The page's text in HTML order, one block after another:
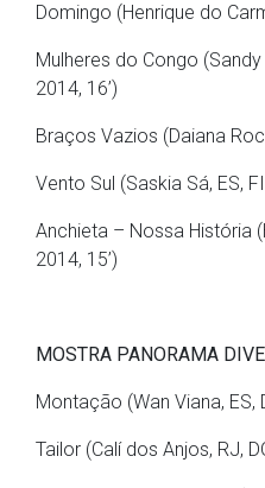
Domingo (Henrique do
Mulheres do Congo
2014, 16’)
Braços Vazios (Daiana
Vento Sul (Saskia Sá, ES,
Anchieta – Nossa História
2014, 15’)
MOSTRA PANORAMA
Montação (Wan Viana, ES,
Tailor (Calí dos Anjos, RJ,